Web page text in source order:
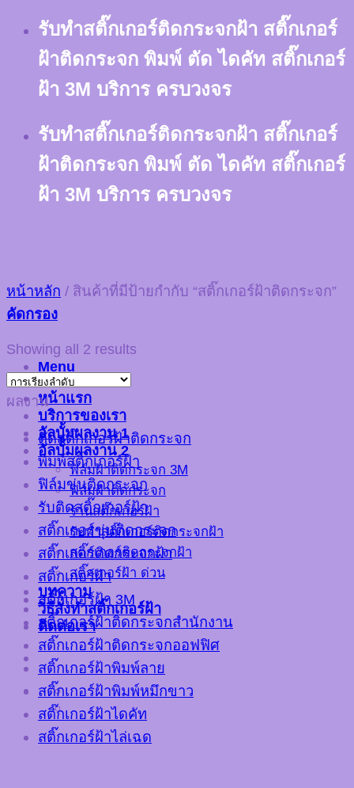
content
รับทำสติ๊กเกอร์ติดกระจกฝ้า สติ๊กเกอร์
ฝ้าติดกระจก พิมพ์ ตัด ไดคัท สติ๊กเกอร์
ฝ้า 3M บริการ ครบวงจร
รับทำสติ๊กเกอร์ติดกระจกฝ้า สติ๊กเกอร์
ฝ้าติดกระจก พิมพ์ ตัด ไดคัท สติ๊กเกอร์
ฝ้า 3M บริการ ครบวงจร
Menu
หน้าแรก
บริการของเรา
อัลบั้มผลงาน 1
อัลบั้มผลงาน 2
ฟิล์มฝ้าติดกระจก 3M
ฟิล์มฝ้าติดกระจก
ร้านสติ๊กเกอร์ฝ้า
รับทำสติ๊กเกอร์ติดกระจกฝ้า
สติ๊กเกอร์ติดกระจกฝ้า
สติ๊กเกอร์ฝ้า ด่วน
บทความ
วิธีสั่งทำสติ๊กเกอร์ฝ้า
ติดต่อเรา
หน้าหลัก / สินค้าที่มีป้ายกำกับ “สติ๊กเกอร์ฝ้าติดกระจก”
คัดกรอง
Showing all 2 results
ผลงาน
ตัดสติ๊กเกอร์ฝ้าติดกระจก
พิมพ์สติ๊กเกอร์ฝ้า
ฟิล์มขุ่นติดกระจก
รับติดสติ๊กเกอร์ฝ้า
สติ๊กเกอร์ขุ่นติดกระจก
สติ๊กเกอร์ติดกระจกฝ้า
สติ๊กเกอร์ฝ้า
สติ๊กเกอร์ฝ้า 3M
สติ๊กเกอร์ฝ้าติดกระจกสำนักงาน
สติ๊กเกอร์ฝ้าติดกระจกออฟฟิศ
สติ๊กเกอร์ฝ้าพิมพ์ลาย
สติ๊กเกอร์ฝ้าพิมพ์หมึกขาว
สติ๊กเกอร์ฝ้าไดคัท
สติ๊กเกอร์ฝ้าไล่เฉด